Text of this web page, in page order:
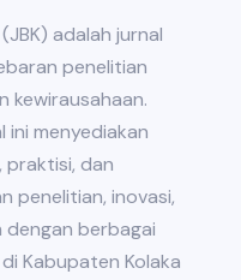
adalah jurnal
penelitian
kewirausahaan.
menyediakan
praktisi, dan
penelitian, inovasi,
berbagai
Kabupaten Kolaka